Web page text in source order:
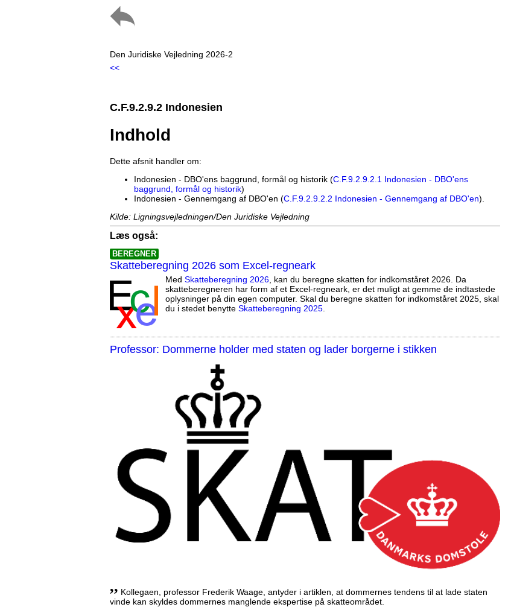
Den Juridiske Vejledning 2026-2
<<
C.F.9.2.9.2 Indonesien
Indhold
Dette afsnit handler om:
Indonesien - DBO'ens baggrund, formål og historik (C.F.9.2.9.2.1 Indonesien - DBO'ens
baggrund, formål og historik)
Indonesien - Gennemgang af DBO'en (C.F.9.2.9.2.2 Indonesien - Gennemgang af DBO'en).
Kilde: Ligningsvejledningen/Den Juridiske Vejledning
Læs også:
BEREGNER
Skatteberegning 2026 som Excel-regneark
Med Skatteberegning 2026 , kan du beregne skatten for indkomståret 2026. Da
skatteberegneren har form af et Excel-regneark, er det muligt at gemme de indtastede
oplysninger på din egen computer. Skal du beregne skatten for indkomståret 2025, skal
du i stedet benytte Skatteberegning 2025
Professor: Dommerne holder med staten og lader borgerne i stikken
,, Kollegaen, professor Frederik Waage, antyder i artiklen, at dommernes tendens til at lade staten
vinde kan skyldes dommernes manglende ekspertise på skatteområdet.